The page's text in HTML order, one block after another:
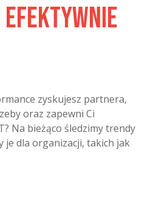
efektywnie
zyskujesz partnera,
oraz zapewni Ci
Na bieżąco śledzimy trendy
je dla organizacji, takich jak